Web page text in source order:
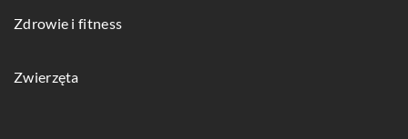
Zdrowie i fitness
Zwierzęta